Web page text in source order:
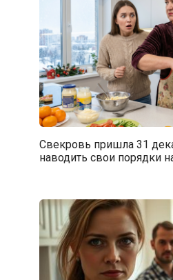
Свекровь пришла 31
наводить свои порядки